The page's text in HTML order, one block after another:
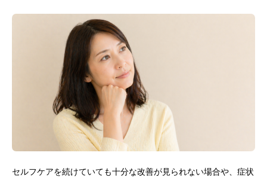
セルフケアを続けていても十分な改善が見られない場合や、症状